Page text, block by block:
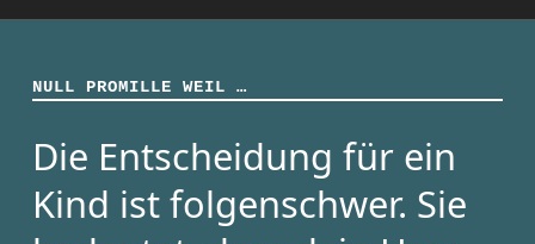
NULL PROMILLE WEIL …
Die Entscheidung für ein
Kind ist folgenschwer. Sie